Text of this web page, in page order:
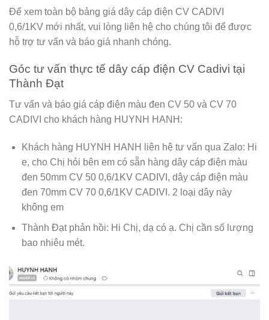
Để xem toàn bộ bảng giá dây cáp điện CV CADIVI
0,6/1KV mới nhất, vui lòng liên hệ cho chúng tôi để được
hỗ trợ tư vấn và báo giá nhanh chóng.
Góc tư vấn thực tế dây cáp điện CV Cadivi tại
Thành Đạt
Tư vấn và báo giá cáp điện màu đen CV 50 và CV 70
CADIVI cho khách hàng HUYNH HANH:
Khách hàng HUYNH HANH liên hệ tư vấn qua Zalo: Hi
e, cho Chị hỏi bên em có sẵn hàng dây cáp điện màu
đen 50mm CV 50 0,6/1KV CADIVI, dây cáp điện màu
đen 70mm CV 70 0,6/1KV CADIVI. 2 loại dây này
không em
Thành Đạt phản hồi: Hi Chị, dạ có ạ. Chị cần số lượng
bao nhiêu mét.